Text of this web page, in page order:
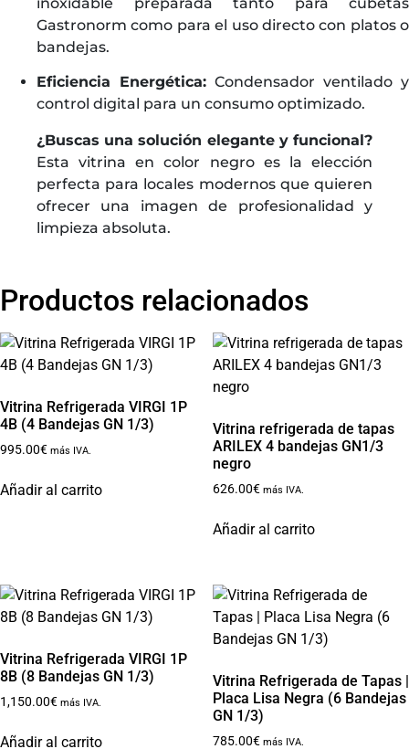
Gastronorm como para el uso directo con platos o
bandejas.
Eficiencia Energética: Condensador ventilado y
control digital para un consumo optimizado.
¿Buscas una solución elegante y funcional?
Esta vitrina en color negro es la elección
perfecta para locales modernos que quieren
ofrecer una imagen de profesionalidad y
limpieza absoluta.
Productos relacionados
Vitrina Refrigerada VIRGI 1P
4B (4 Bandejas GN 1/3)
995.00€ más IVA.
Añadir al carrito
Vitrina refrigerada de tapas
ARILEX 4 bandejas GN1/3
negro
626.00€ más IVA.
Añadir al carrito
Vitrina Refrigerada VIRGI 1P
8B (8 Bandejas GN 1/3)
1,150.00€ más IVA.
Añadir al carrito
Vitrina Refrigerada de Tapas |
Placa Lisa Negra (6 Bandejas
GN 1/3)
785.00€ más IVA.